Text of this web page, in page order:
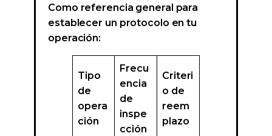
Como referencia general para
establecer un protocolo en tu
operación:
Tipo
de
opera
ción
Frecu
encia
de
inspe
cción
Criteri
o de
reem
plazo